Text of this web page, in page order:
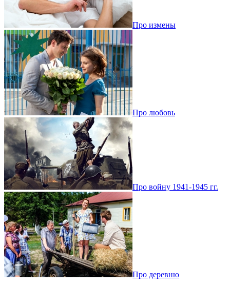
Про измены
Про любовь
Про войну 1941-1945 гг.
Про деревню